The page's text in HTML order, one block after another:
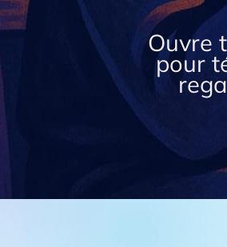
Ouvre
pour